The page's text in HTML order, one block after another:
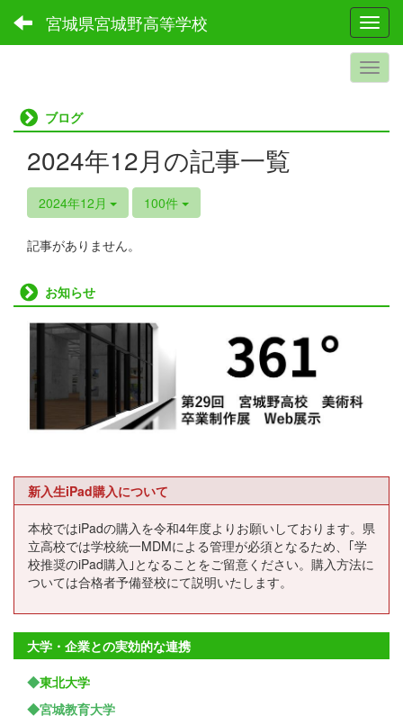
宮城県宮城野高等学校
ブログ
2024年12月の記事一覧
2024年12月 100件
記事がありません。
お知らせ
新入生iPad購入について
本校ではiPadの購入を令和4年度よりお願いしております。県
立高校では学校統一MDMによる管理が必須となるため、｢学
校推奨のiPad購入｣となることをご留意ください。購入方法に
ついては合格者予備登校にて説明いたします。
大学・企業との実効的な連携
◆東北大学
◆宮城教育大学